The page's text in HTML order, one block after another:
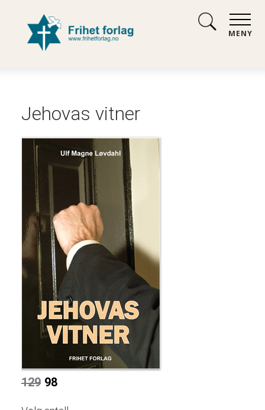
MENY
Jehovas vitner
129 98